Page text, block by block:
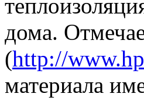
дома.
(http://
материала